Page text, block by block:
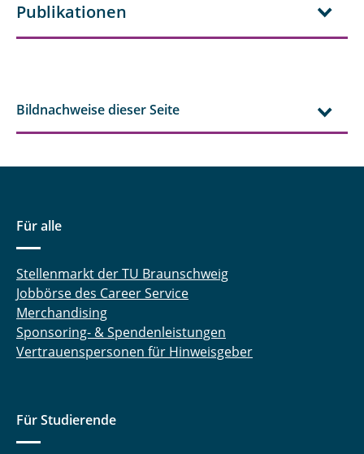
Publikationen
Bildnachweise dieser Seite
Für alle
Stellenmarkt der TU Braunschweig
Jobbörse des Career Service
Merchandising
Sponsoring- & Spendenleistungen
Vertrauenspersonen für Hinweisgeber
Für Studierende